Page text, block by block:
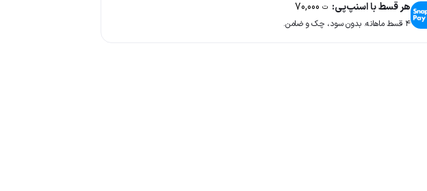
سریع به دستت می‌رسه
هر قسط با اسنپ‌پی: ت
۴ قسط ماهانه. بدون سود، چک و ضامن.